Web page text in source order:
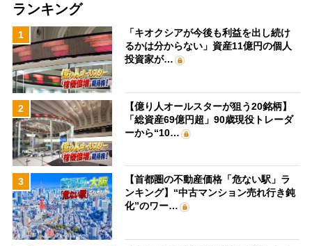
ランキング
1
「キオクシアが今後も利益を出し続け
るかは分からない」資産11億円の個人
投資家が…
2
【億り人オールスターが狙う20銘柄】
「総資産69億円超」90歳現役トレーダ
ーから“10…
3
【首都圏の不動産価格「危ない駅」ラ
ンキング】“中古マンション売れ行き鈍
化”のワー…